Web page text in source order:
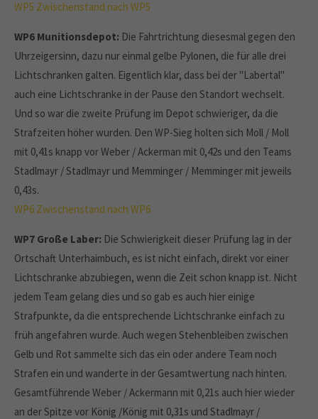
WP5 Zwischenstand nach WP5
WP6 Munitionsdepot: Die Fahrtrichtung diesesmal gegen den
Uhrzeigersinn, dazu nur einmal gelbe Pylonen, die für alle drei
Lichtschranken galten. Eigentlich klar, dass bei der "Labertal"
auch eine Lichtschranke in der Pause den Standort wechselt.
Und so war die zweite Prüfung im Depot schwieriger, da die
Strafzeiten höher wurden. Den WP-Sieg holten sich Moll / Moll
mit 0,41s knapp vor Weber / Ackerman mit 0,42s und den Teams
Stadlmayr / Stadlmayr und Memminger / Memminger mit jeweils
0,43s.
WP6 Zwischenstand nach WP6
WP7 Große Laber: Die Schwierigkeit dieser Prüfung lag in der
Ortschaft Unterhaimbuch, es ist nicht einfach, direkt vor einer
Lichtschranke abzubiegen, wenn die Zeit schon knapp ist. Nicht
jedem Team gelang dies und so gab es auch hier einige
Strafpunkte, da die entsprechende Lichtschranke einfach zu
früh angefahren wurde. Auch wegen Stehenbleiben zwischen
Gelb und Rot sammelte sich das ein oder andere Team noch
Strafen ein und wanderte in der Gesamtwertung nach hinten.
Gesamtführende Weber / Ackermann mit 0,21s auch hier wieder
an der Spitze vor König /König mit 0,31s und Stadlmayr /